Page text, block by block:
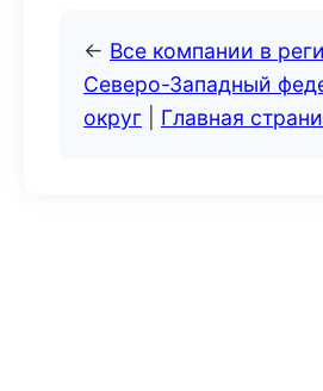
← Все компании в
Северо-Западный
округ
Главная